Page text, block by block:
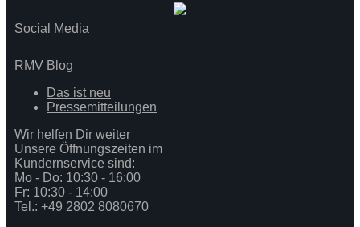
Social Media
RMV Blog
Das ist neu
Pressemitteilungen
Wir helfen Dir weiter
Unsere Öffnungszeiten im
Kundernservice sind:
Mo - Do: 10:30 - 16:00
Fr: 10:30 - 14:00
Tel.: +49 2802 8080670